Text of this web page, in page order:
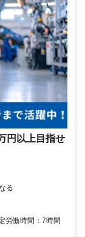
円以上目指せ
る
労働時間：7時間